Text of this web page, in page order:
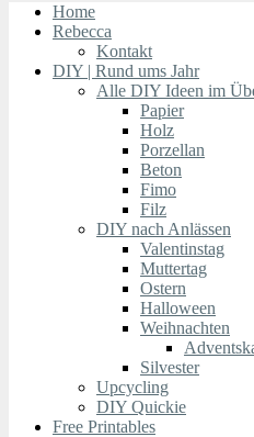
Home
Rebecca
Kontakt
DIY | Rund ums Jahr
Alle DIY Ideen im
Papier
Holz
Porzellan
Beton
Fimo
Filz
DIY nach Anlässen
Valentinstag
Muttertag
Ostern
Halloween
Weihnachten
Silvester
Upcycling
DIY Quickie
Free Printables